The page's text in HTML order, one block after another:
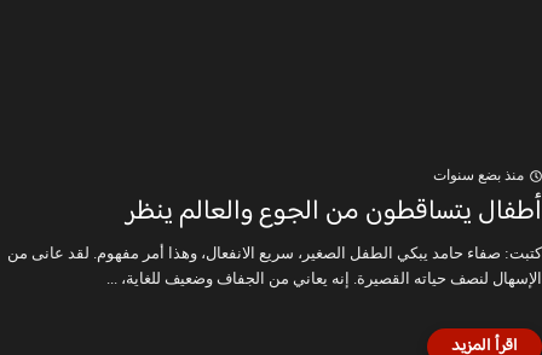
منذ بضع سنوات
أطفال يتساقطون من الجوع والعالم ينظر
كتبت: صفاء حامد يبكي الطفل الصغير، سريع الانفعال، وهذا أمر مفهوم. لقد عانى من
الإسهال لنصف حياته القصيرة. إنه يعاني من الجفاف وضعيف للغاية، ...